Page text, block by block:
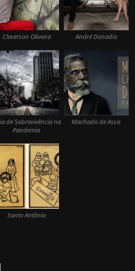
Cleverson Oliveira André Donadio
de Sobrevivência na
Pandemia
Machado de Assis
Santo Antônio